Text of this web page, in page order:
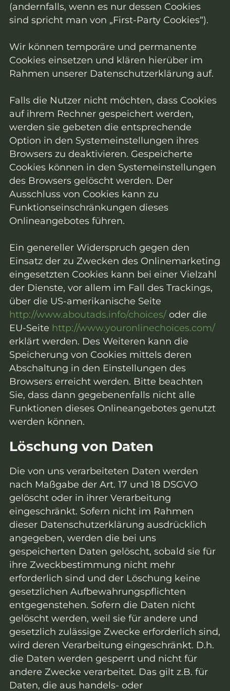
(andernfalls, wenn es nur dessen Cookies
sind spricht man von „First-Party Cookies“).
Wir können temporäre und permanente
Cookies einsetzen und klären hierüber im
Rahmen unserer Datenschutzerklärung auf.
Falls die Nutzer nicht möchten, dass Cookies
auf ihrem Rechner gespeichert werden,
werden sie gebeten die entsprechende
Option in den Systemeinstellungen ihres
Browsers zu deaktivieren. Gespeicherte
Cookies können in den Systemeinstellungen
des Browsers gelöscht werden. Der
Ausschluss von Cookies kann zu
Funktionseinschränkungen dieses
Onlineangebotes führen.
Ein genereller Widerspruch gegen den
Einsatz der zu Zwecken des Onlinemarketing
eingesetzten Cookies kann bei einer Vielzahl
der Dienste, vor allem im Fall des Trackings,
über die US-amerikanische Seite
http://www.aboutads.info/choices/oder die
EU-Seite http://www.youronlinechoices.com/
erklärt werden. Des Weiteren kann die
Speicherung von Cookies mittels deren
Abschaltung in den Einstellungen des
Browsers erreicht werden. Bitte beachten
Sie, dass dann gegebenenfalls nicht alle
Funktionen dieses Onlineangebotes genutzt
werden können.
Löschung von Daten
Die von uns verarbeiteten Daten werden
nach Maßgabe der Art. 17 und 18 DSGVO
gelöscht oder in ihrer Verarbeitung
eingeschränkt. Sofern nicht im Rahmen
dieser Datenschutzerklärung ausdrücklich
angegeben, werden die bei uns
gespeicherten Daten gelöscht, sobald sie für
ihre Zweckbestimmung nicht mehr
erforderlich sind und der Löschung keine
gesetzlichen Aufbewahrungspflichten
entgegenstehen. Sofern die Daten nicht
gelöscht werden, weil sie für andere und
gesetzlich zulässige Zwecke erforderlich sind,
wird deren Verarbeitung eingeschränkt. D.h.
die Daten werden gesperrt und nicht für
andere Zwecke verarbeitet. Das gilt z.B. für
Daten, die aus handels- oder